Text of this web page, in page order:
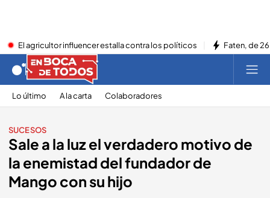
El agricultor influencer estalla contra los políticos Faten, de
Lo último A la carta Colaboradores
SUCESOS
Sale a la luz el verdadero motivo de
la enemistad del fundador de
Mango con su hijo